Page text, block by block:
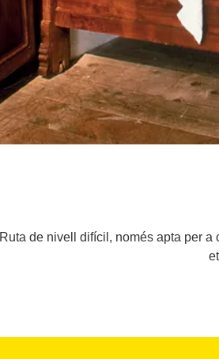
Ruta de nivell difícil, només apta per